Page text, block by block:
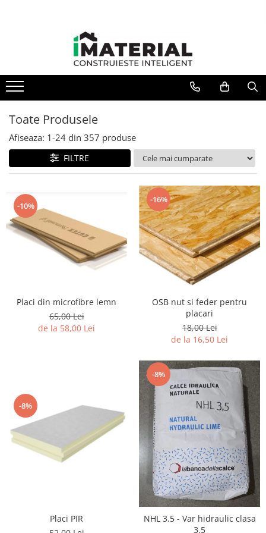
Toate Produsele
Afiseaza: 1-24 din 357 produse
FILTRE
-10%
Placi din microfibre lemn
65,00 Lei
de la 58,00 Lei
-16%
OSB nut si feder pentru
placari
18,00 Lei
de la 16,50 Lei
-8%
Placi PIR
-8%
NHL 3.5 - Var hidraulic clasa
3.5